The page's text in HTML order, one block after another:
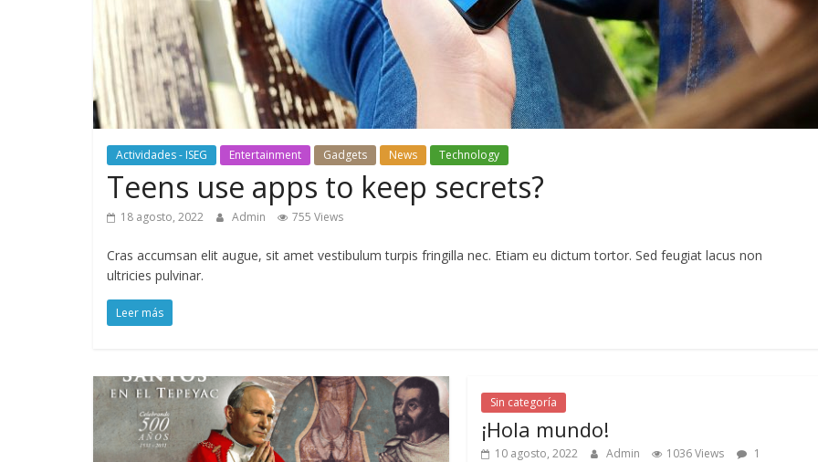
Actividades - ISEG Entertainment Gadgets News Technology
Teens use apps to keep secrets?
18 agosto, 2022 Admin 755 Views
Cras accumsan elit augue, sit amet vestibulum turpis fringilla nec. Etiam eu dictum tortor. Sed feugiat lacus non
ultricies pulvinar.
Leer más
Sin categoría
¡Hola mundo!
10 agosto, 2022 Admin 1036 Views
1